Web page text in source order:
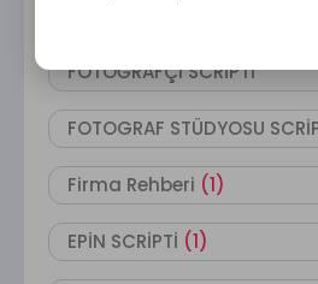
FOTOĞRAFÇI SCRİPTİ
FOTOGRAF STÜDYOSU
Firma Rehberi (1)
EPİN SCRİPTİ (1)